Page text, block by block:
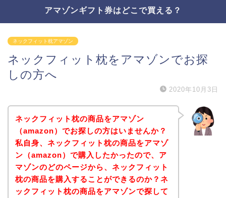
アマゾンギフト券はどこで買える？
ネックフィット枕アマゾン
ネックフィット枕をアマゾンでお探
しの方へ
2020年10月3日
ネックフィット枕の商品をアマゾン
（amazon）でお探しの方はいませんか？
私自身、ネックフィット枕の商品をアマゾ
ン（amazon）で購入したかったので、ア
マゾンのどのページから、ネックフィット
枕の商品を購入することができるのか？ネ
ックフィット枕の商品をアマゾンで探して